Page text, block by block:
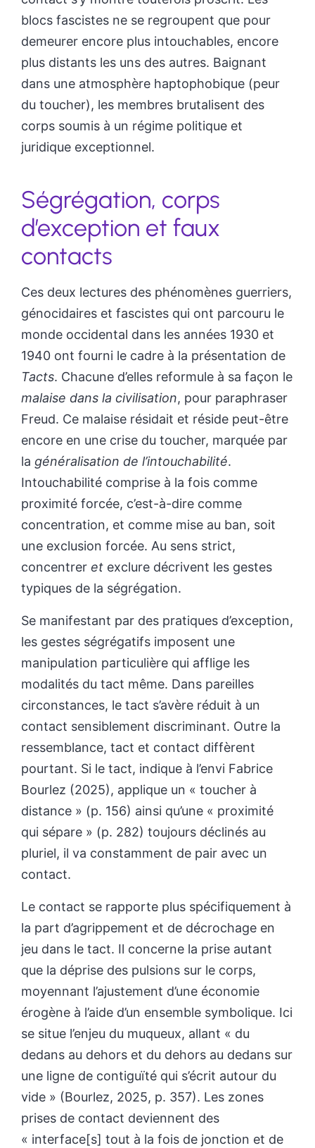
blocs fascistes ne se regroupent que pour
demeurer encore plus intouchables, encore
plus distants les uns des autres. Baignant
dans une atmosphère haptophobique (peur
du toucher), les membres brutalisent des
corps soumis à un régime politique et
juridique exceptionnel.
Ségrégation, corps
d’exception et faux
contacts
Ces deux lectures des phénomènes guerriers,
génocidaires et fascistes qui ont parcouru le
monde occidental dans les années 1930 et
1940 ont fourni le cadre à la présentation de
Tacts. Chacune d’elles reformule à sa façon le
malaise dans la civilisation, pour paraphraser
Freud. Ce malaise résidait et réside peut-être
encore en une crise du toucher, marquée par
la généralisation de l’intouchabilité.
Intouchabilité comprise à la fois comme
proximité forcée, c’est-à-dire comme
concentration, et comme mise au ban, soit
une exclusion forcée. Au sens strict,
concentrer et exclure décrivent les gestes
typiques de la ségrégation.
Se manifestant par des pratiques d’exception,
les gestes ségrégatifs imposent une
manipulation particulière qui afflige les
modalités du tact même. Dans pareilles
circonstances, le tact s’avère réduit à un
contact sensiblement discriminant. Outre la
ressemblance, tact et contact diffèrent
pourtant. Si le tact, indique à l’envi Fabrice
Bourlez (2025), applique un « toucher à
distance » (p. 156) ainsi qu’une « proximité
qui sépare » (p. 282) toujours déclinés au
pluriel, il va constamment de pair avec un
contact.
Le contact se rapporte plus spécifiquement à
la part d’agrippement et de décrochage en
jeu dans le tact. Il concerne la prise autant
que la déprise des pulsions sur le corps,
moyennant l’ajustement d’une économie
érogène à l’aide d’un ensemble symbolique. Ici
se situe l’enjeu du muqueux, allant « du
dedans au dehors et du dehors au dedans sur
une ligne de contiguïté qui s’écrit autour du
vide » (Bourlez, 2025, p. 357). Les zones
prises de contact deviennent des
« interface[s] tout à la fois de jonction et de